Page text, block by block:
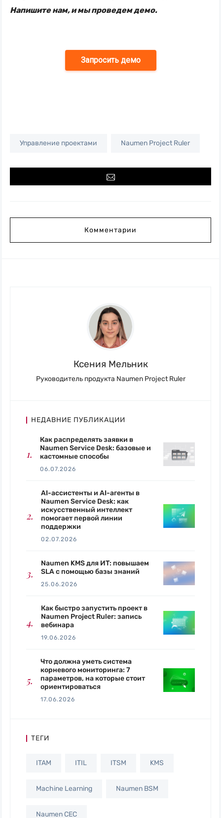
Напишите нам, и мы проведем демо.
Запросить демо
Управление проектами Naumen Project Ruler
Комментарии
Ксения Мельник
Руководитель продукта Naumen Project Ruler
НЕДАВНИЕ ПУБЛИКАЦИИ
Как распределять заявки в
Naumen Service Desk: базовые и
кастомные способы
06.07.2026
AI-ассистенты и AI-агенты в
Naumen Service Desk: как
искусственный интеллект
помогает первой линии
поддержки
02.07.2026
Naumen KMS для ИТ: повышаем
SLA с помощью базы знаний
25.06.2026
Как быстро запустить проект в
Naumen Project Ruler: запись
вебинара
19.06.2026
Что должна уметь система
корневого мониторинга: 7
параметров, на которые стоит
ориентироваться
17.06.2026
ТЕГИ
ITAM ITIL ITSM KMS
Machine Learning Naumen BSM
Naumen CEC